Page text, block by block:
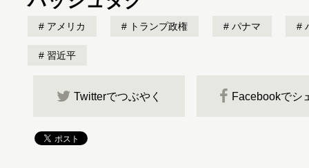
アメリカ トランプ政権 パナマ
習近平
Twitterでつぶやく Facebookでシ